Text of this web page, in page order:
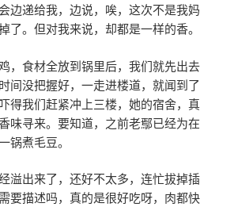
边递给我，边说，唉，这次不是我妈
了。但对我来说，却都是一样的香。
，食材全放到锅里后，我们就先出去
间没把握好，一走进楼道，就闻到了
得我们赶紧冲上三楼，她的宿舍，真
味寻来。要知道，之前老鄢已经为在
锅煮毛豆。
溢出来了，还好不太多，连忙拔掉插
要描述吗，真的是很好吃呀，肉都快